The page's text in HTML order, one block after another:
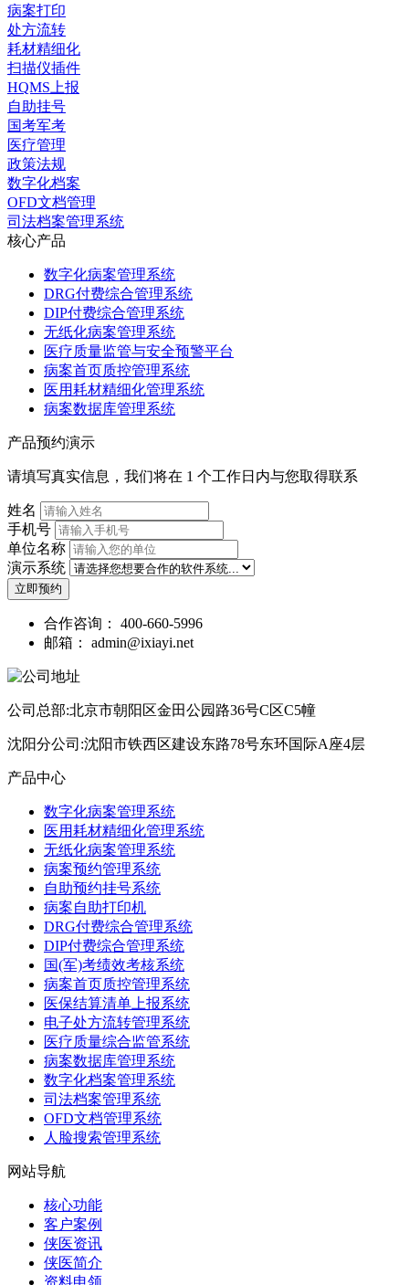
病案打印
处方流转
耗材精细化
扫描仪插件
HQMS上报
自助挂号
国考军考
医疗管理
政策法规
数字化档案
OFD文档管理
司法档案管理系统
核心产品
数字化病案管理系统
DRG付费综合管理系统
DIP付费综合管理系统
无纸化病案管理系统
医疗质量监管与安全预警平台
病案首页质控管理系统
医用耗材精细化管理系统
病案数据库管理系统
产品预约演示
请填写真实信息，我们将在 1 个工作日内与您取得联系
姓名
手机号
单位名称
演示系统
立即预约
合作咨询： 400-660-5996
邮箱： admin@ixiayi.net
公司总部:北京市朝阳区金田公园路36号C区C5幢
沈阳分公司:沈阳市铁西区建设东路78号东环国际A座4层
产品中心
数字化病案管理系统
医用耗材精细化管理系统
无纸化病案管理系统
病案预约管理系统
自助预约挂号系统
病案自助打印机
DRG付费综合管理系统
DIP付费综合管理系统
国(军)考绩效考核系统
病案首页质控管理系统
医保结算清单上报系统
电子处方流转管理系统
医疗质量综合监管系统
病案数据库管理系统
数字化档案管理系统
司法档案管理系统
OFD文档管理系统
人脸搜索管理系统
网站导航
核心功能
客户案例
侠医资讯
侠医简介
资料申领